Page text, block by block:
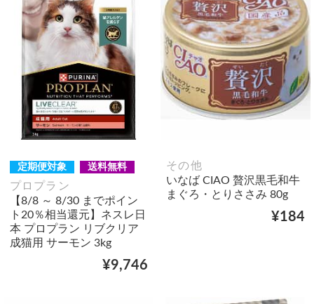
定期便対象 送料無料
プロプラン
【8/8 ～ 8/30 までポイン
ト20％相当還元】ネスレ日
本 プロプラン リブクリア
成猫用 サーモン 3kg
¥9,746
その他
いなば CIAO 贅沢黒毛和牛
まぐろ・とりささみ 80g
¥184